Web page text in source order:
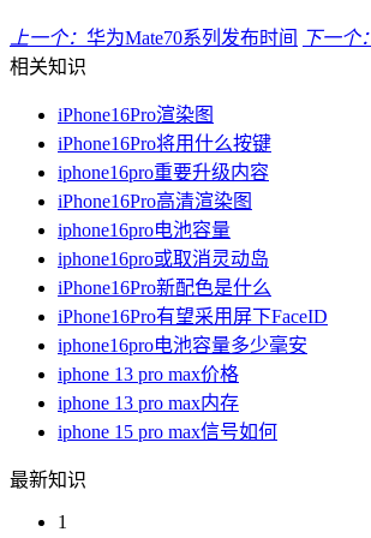
上一个： 华为Mate70系列发布时间 下一个：
相关知识
iPhone16Pro渲染图
iPhone16Pro将用什么按键
iphone16pro重要升级内容
iPhone16Pro高清渲染图
iphone16pro电池容量
iphone16pro或取消灵动岛
iPhone16Pro新配色是什么
iPhone16Pro有望采用屏下FaceID
iphone16pro电池容量多少毫安
iphone 13 pro max价格
iphone 13 pro max内存
iphone 15 pro max信号如何
最新知识
1